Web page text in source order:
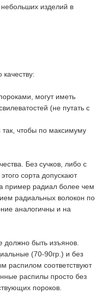
изделий в
качеству:
могут иметь
(не путать с
так, чтобы по максимуму
Без сучков, либо с
сорта допускают
пример радиал более чем
радиальных волокон по
аналогичны и на
должно быть изъянов.
(70-90гр.) и без
распилом соответствуют
распилы просто без
пороков.